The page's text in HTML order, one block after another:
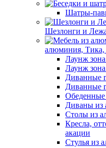
Шатры-
Шезлонги и
алюминия,
Лаунж
Лаунж
Диванные
Диванные
Диваны из
Столы из
Кресла,
акации
Стулья из